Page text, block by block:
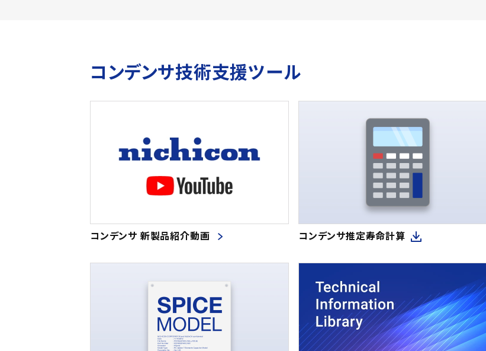
コンデンサ技術支援ツール
コンデンサ 新製品紹介動画 コンデンサ推定寿命計算